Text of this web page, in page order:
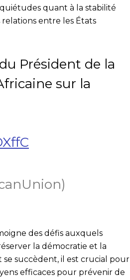
quant à la stabilité
relations entre les États
Président de la
sur la
des défis auxquels
la démocratie et la
se succèdent, il est crucial pour
efficaces pour prévenir de